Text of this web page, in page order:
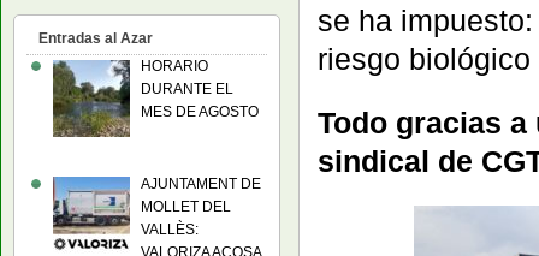
se ha
riesgo
Todo gracias
sindical de
Entradas al Azar
HORARIO
DURANTE EL
MES DE AGOSTO
AJUNTAMENT DE
MOLLET DEL
VALLÈS:
VALORIZA ACOSA